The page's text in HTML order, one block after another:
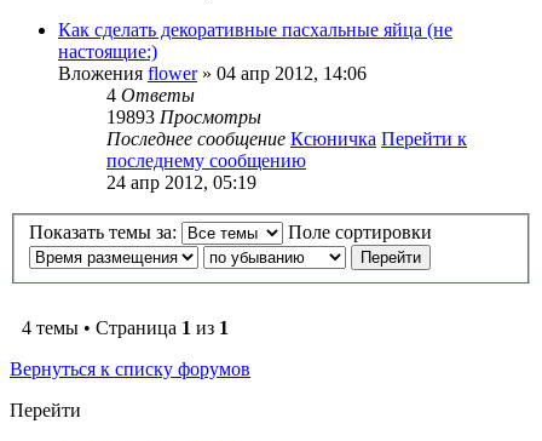
Как сделать декоративные пасхальные яйца (не
настоящие:)
Вложения flower» 04 апр 2012, 14:06
4 Ответы
19893 Просмотры
Последнее сообщение Ксюничка Перейти к
последнему сообщению
24 апр 2012, 05:19
Показать темы за: Поле сортировки
4 темы • Страница 1 из 1
Вернуться к списку форумов
Перейти